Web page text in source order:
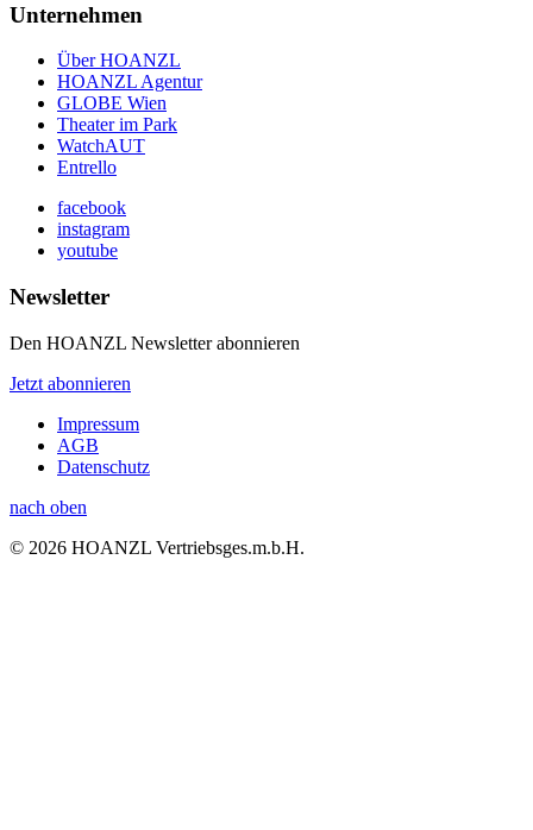
Unternehmen
Über HOANZL
HOANZL Agentur
GLOBE Wien
Theater im Park
WatchAUT
Entrello
facebook
instagram
youtube
Newsletter
Den HOANZL Newsletter abonnieren
Jetzt abonnieren
Impressum
AGB
Datenschutz
nach oben
© 2026 HOANZL Vertriebsges.m.b.H.